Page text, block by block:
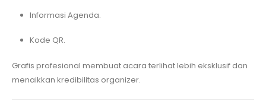
Informasi Agenda.
Kode QR.
Grafis profesional membuat acara terlihat lebih eksklusif dan
menaikkan kredibilitas organizer.